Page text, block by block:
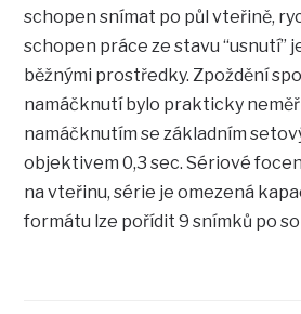
schopen snímat po půl vteřině,
schopen práce ze stavu “usnutí”
běžnými prostředky. Zpoždění
namáčknutí bylo prakticky
namáčknutím se základním
objektivem 0,3 sec. Sériové
na vteřinu, série je omezená
formátu lze pořídit 9 snímků po